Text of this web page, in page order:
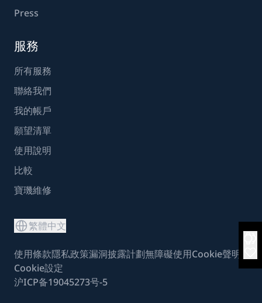
Press
服務
所有服務
聯絡我們
我的帳戶
願望清單
使用說明
比較
寶璣維修
繁體中文
使用條款隱私政策漏洞披露計劃無障礙使用Cookie聲明
Cookie設定
沪ICP备19045273号-5